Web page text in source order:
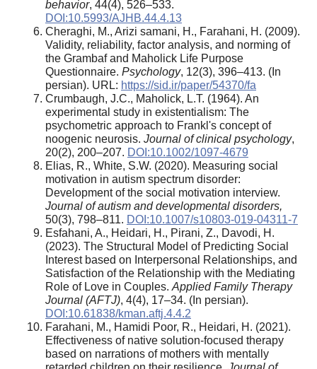
behavior, 44(4), 526–533.
DOI:10.5993/AJHB.44.4.13
Cheraghi, M., Arizi samani, H., Farahani, H. (2009).
Validity, reliability, factor analysis, and norming of
the Grambaf and Maholick Life Purpose
Questionnaire. Psychology, 12(3), 396–413. (In
persian). URL: https://sid.ir/paper/54370/fa
Crumbaugh, J.C., Maholick, L.T. (1964). An
experimental study in existentialism: The
psychometric approach to Frankl's concept of
noogenic neurosis. Journal of clinical psychology,
20(2), 200–207. DOI:10.1002/1097-4679
Elias, R., White, S.W. (2020). Measuring social
motivation in autism spectrum disorder:
Development of the social motivation interview.
Journal of autism and developmental disorders,
50(3), 798–811. DOI:10.1007/s10803-019-04311-7
Esfahani, A., Heidari, H., Pirani, Z., Davodi, H.
(2023). The Structural Model of Predicting Social
Interest based on Interpersonal Relationships, and
Satisfaction of the Relationship with the Mediating
Role of Love in Couples. Applied Family Therapy
Journal (AFTJ), 4(4), 17–34. (In persian).
DOI:10.61838/kman.aftj.4.4.2
Farahani, M., Hamidi Poor, R., Heidari, H. (2021).
Effectiveness of native solution-focused therapy
based on narrations of mothers with mentally